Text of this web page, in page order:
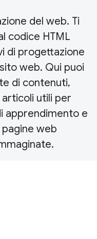
del web. Ti
codice HTML
di progettazione
web. Qui puoi
di contenuti,
utili per
apprendimento e
web